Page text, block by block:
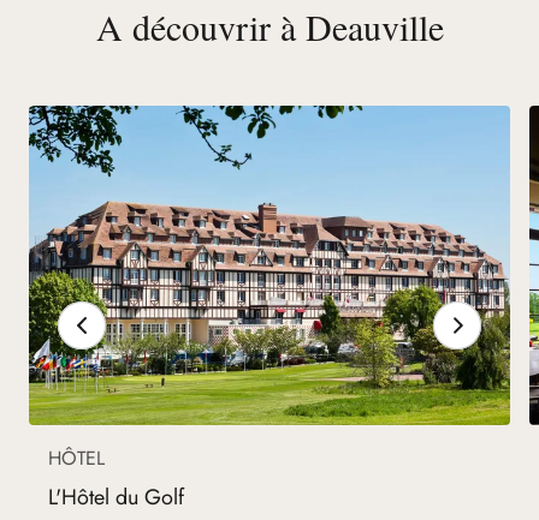
A découvrir à Deauville
HÔTEL
L'Hôtel du Golf